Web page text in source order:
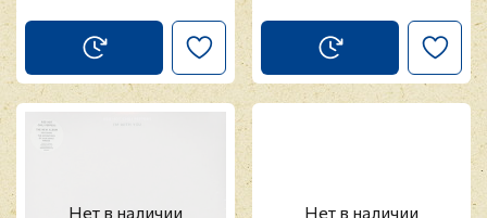
Нет в наличии Нет в наличии